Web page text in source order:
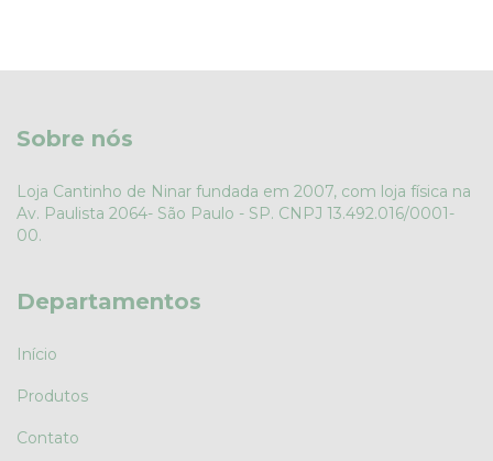
Sobre nós
Loja Cantinho de Ninar fundada em 2007, com loja física na
Av. Paulista 2064- São Paulo - SP. CNPJ 13.492.016/0001-
00.
Departamentos
Início
Produtos
Contato